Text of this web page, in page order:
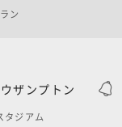
ン
ザンプトン
タジアム